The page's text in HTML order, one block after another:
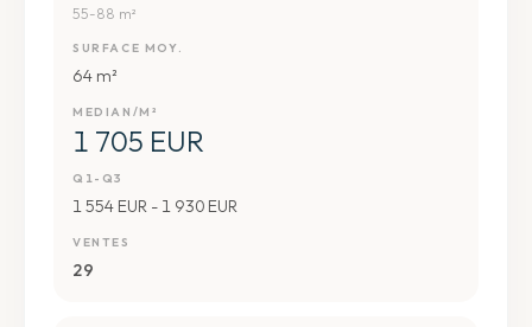
55-88 m²
SURFACE MOY.
64 m²
MEDIAN/M²
1 705 EUR
Q1-Q3
1 554 EUR - 1 930 EUR
VENTES
29